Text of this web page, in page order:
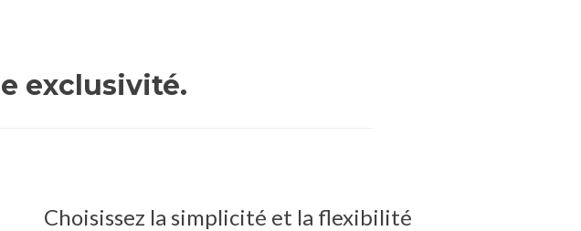
exclusivité.
Choisissez la simplicité et la flexibilité